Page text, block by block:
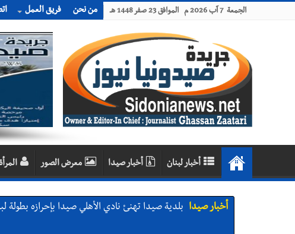
الجمعة 7 آب 2026 م الموافق 23 صفر 1448 هـ من نحن فريق العمل
أخبار لبنان أخبار صيدا معرض الصور
أخبار صيدا بلدية صيدا تهنئ نادي الأهلي صيدا بإحرازه بطولة